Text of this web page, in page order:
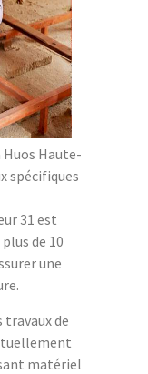
Haute-
spécifiques
31 est
de 10
une
de
matériel